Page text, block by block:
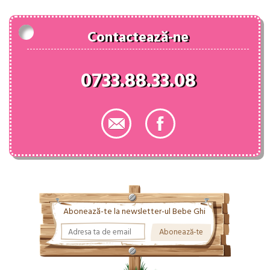
Contactează-ne
0733.88.33.08
Abonează-te la newsletter-ul Bebe Ghi